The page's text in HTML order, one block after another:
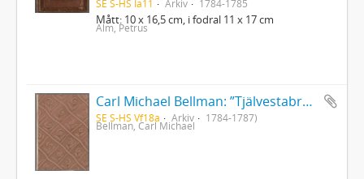
SE S-HS Ia11 Arkiv 1784-1785
Mått: 10 x 16,5 cm, i fodral 11 x 17 cm
Alm, Petrus
Carl Michael Bellman: ”Tjälvestabreven”. 18 versbrev (1784-1787) från Bellman till Daniel och Gustaviana Kempensköld på Tjälvesta. Illustrationer av Pehr Hilleström, J.T. Sergel och J.G. Bruselle
SE S-HS Vf18a Arkiv 1784-1787)
Bellman, Carl Michael